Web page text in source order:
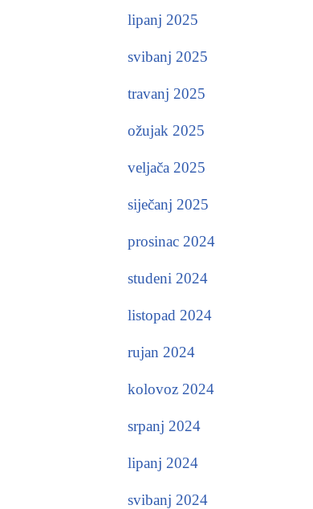
lipanj 2025
svibanj 2025
travanj 2025
ožujak 2025
veljača 2025
siječanj 2025
prosinac 2024
studeni 2024
listopad 2024
rujan 2024
kolovoz 2024
srpanj 2024
lipanj 2024
svibanj 2024